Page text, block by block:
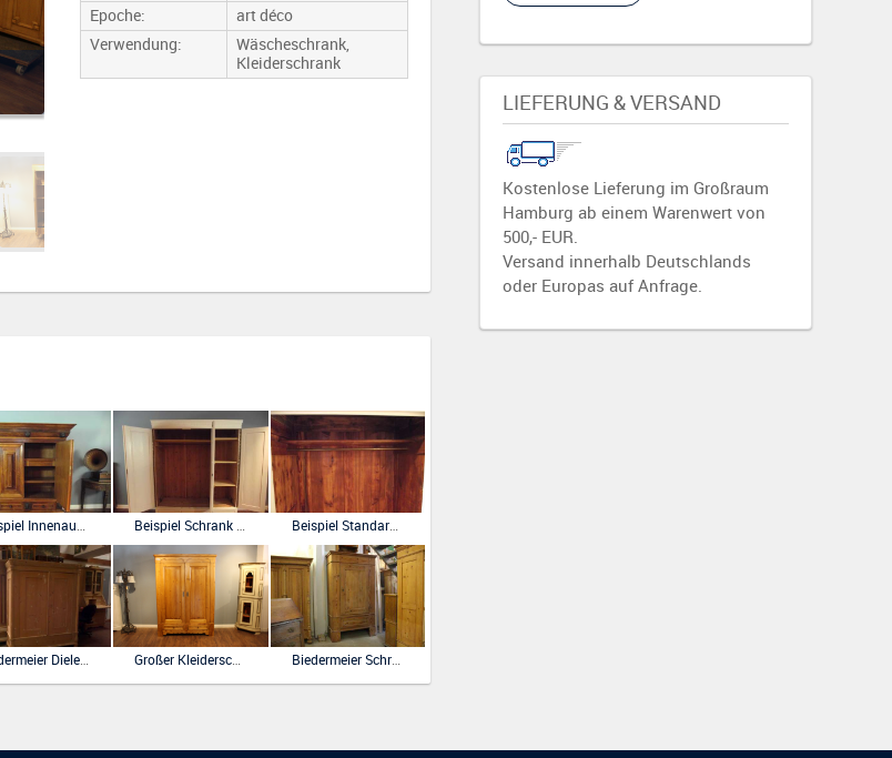
Nicht mehr verfügbar. Nicht mehr
Epoche:
art déco
Verwendung:
Wäscheschrank,
Kleiderschrank
Beispiel Standard Kleiderstange und Hutablage ohne Aufpreis
Biedermeier Dielenschrank Kleiderschrank Großer Kleiderschrank Wäscheschrank mit Schubladen Biedermeierstil Biedermeier Schrank eintürig im Stück
LIEFERUNG & VERSAND
Kostenlose Lieferung im Großraum
Hamburg ab einem Warenwert von
500,- EUR.
Versand innerhalb Deutschlands
oder Europas auf Anfrage.